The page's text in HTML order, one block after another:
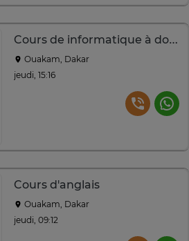
Cours de informatique à domicile et en ligne
Ouakam, Dakar
jeudi, 15:16
Cours d'anglais
Ouakam, Dakar
jeudi, 09:12